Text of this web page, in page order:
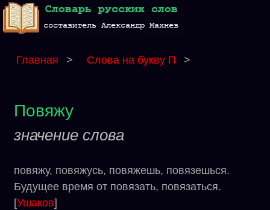
Главная > Слова на букву П >
Повяжу
значение слова
повяжу, повяжусь, повяжешь, повязешься.
Будущее время от повязать, повязаться.
[Ушаков]